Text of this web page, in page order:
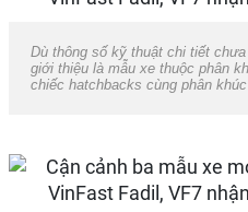
Dù thông số kỹ thuật chi tiết
giới thiệu là mẫu xe thuộc phân
chiếc hatchbacks cùng phân